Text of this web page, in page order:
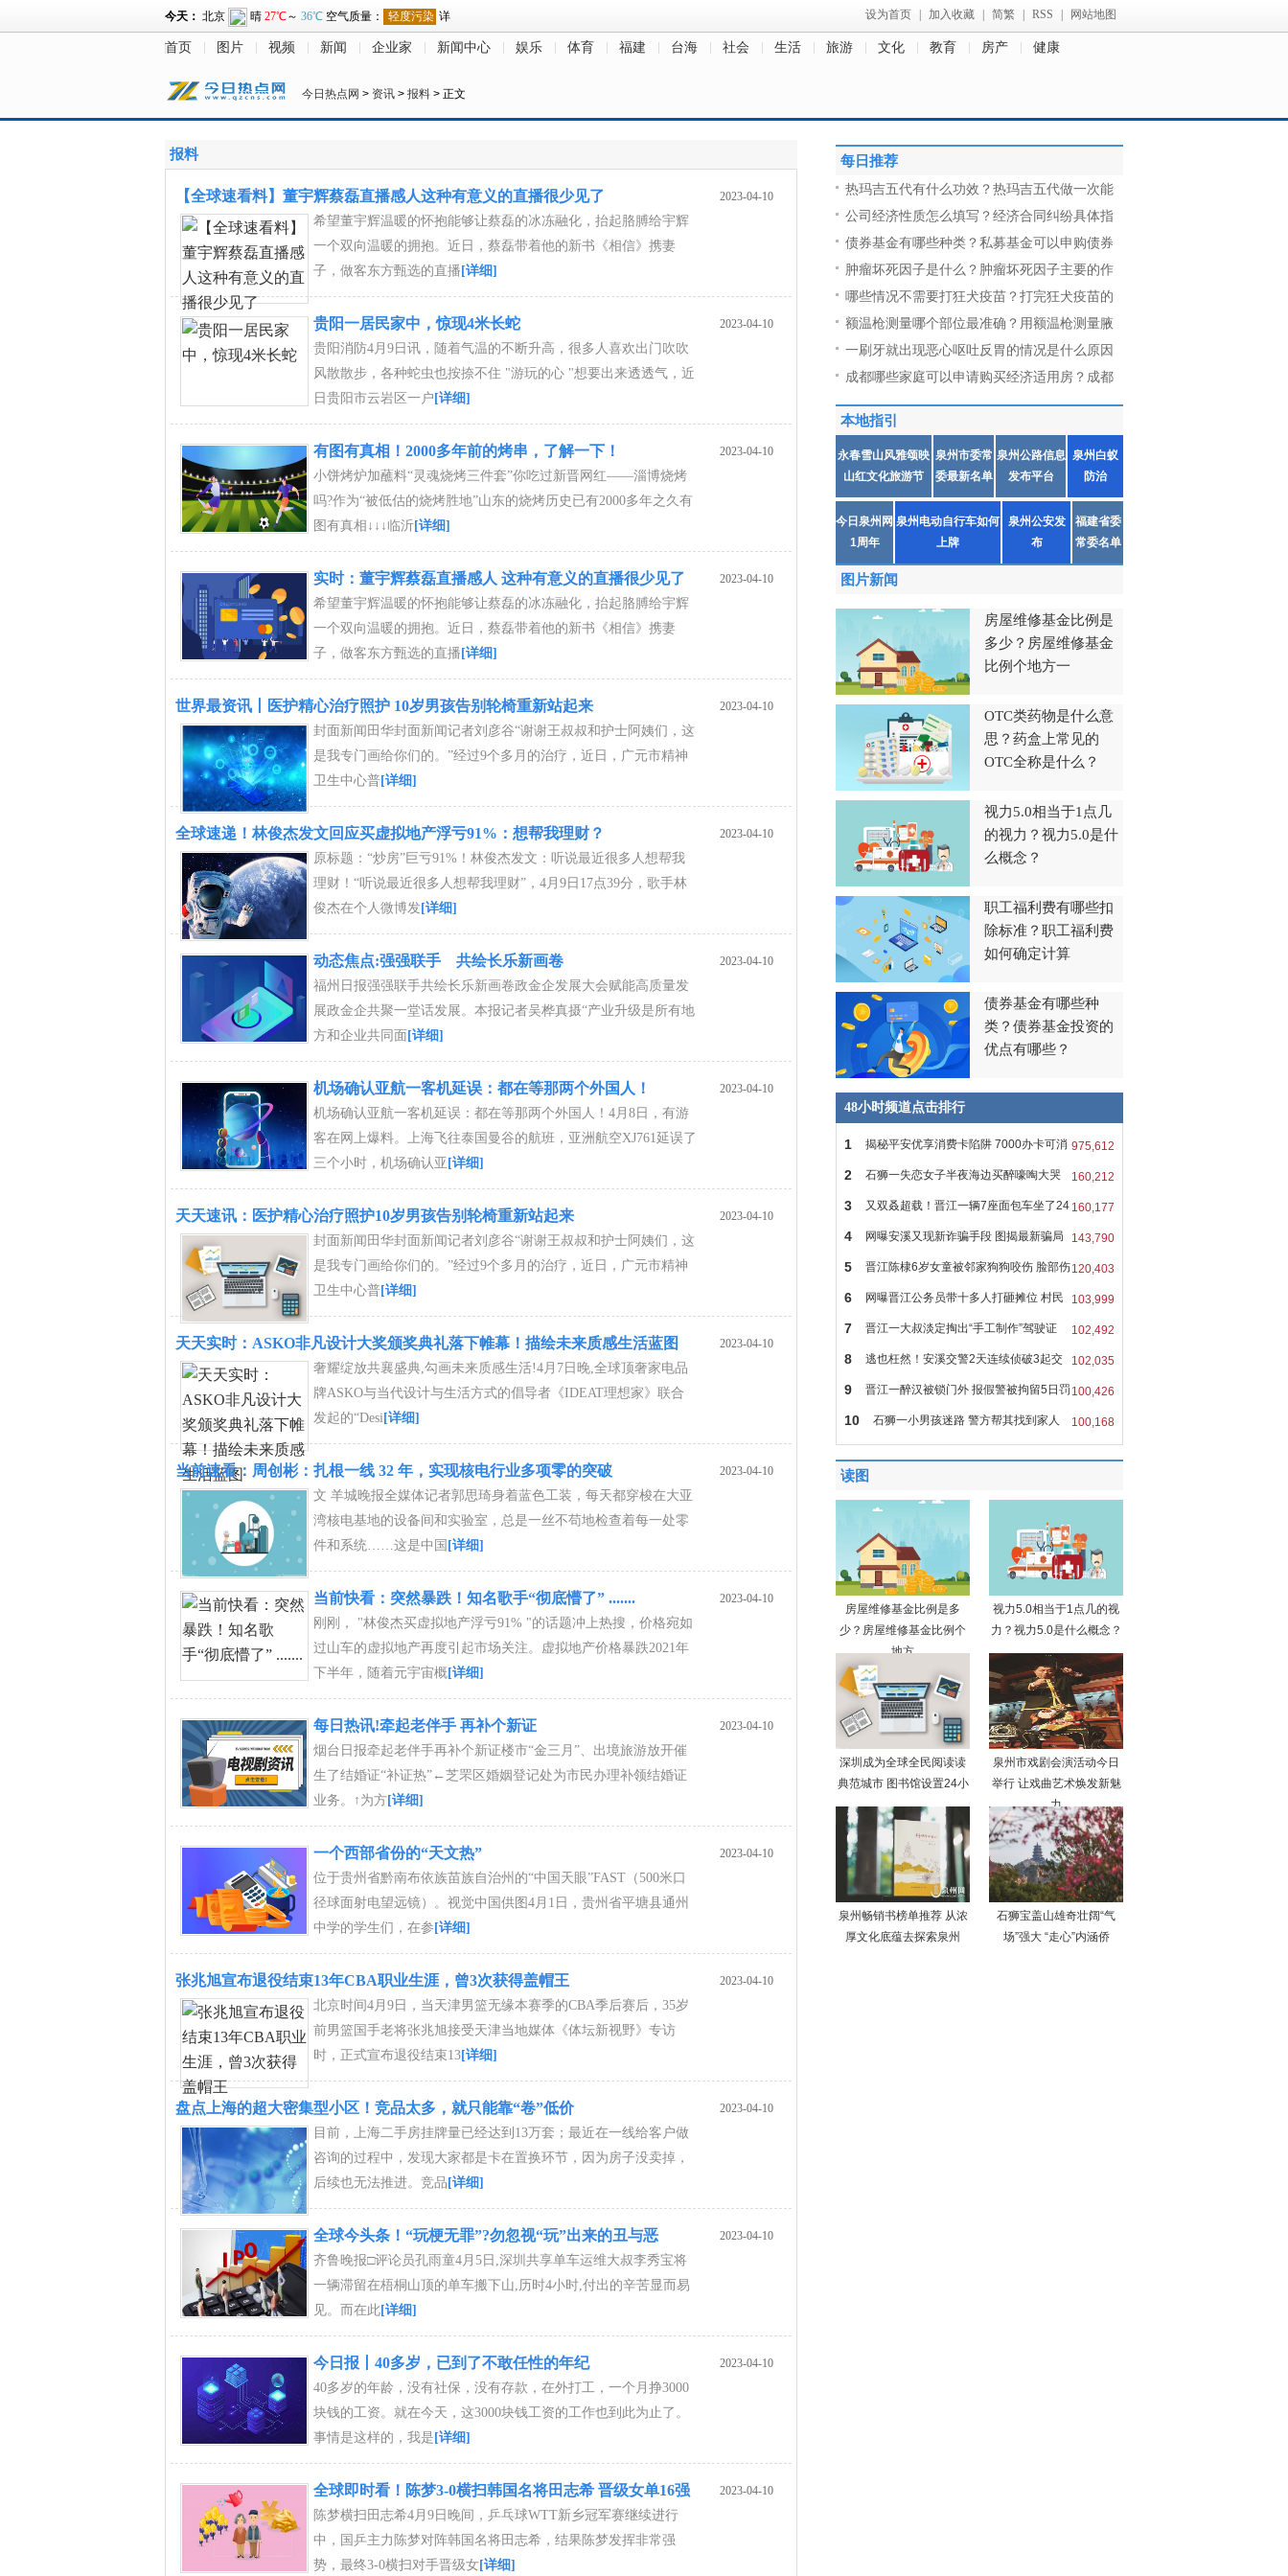
设为首页 加入收藏 简繁 RSS 网站地图
首页 图片 视频 新闻 企业家 新闻中心 娱乐 体育 福建 台海 社会 生活 旅游 文化 教育 房产 健康
今日热点网 > 资讯 > 报料 > 正文
报料
2023-04-10
【全球速看料】董宇辉蔡磊直播感人这种有意义的直播很少见了
希望董宇辉温暖的怀抱能够让蔡磊的冰冻融化，抬起胳膊给宇辉
一个双向温暖的拥抱。近日，蔡磊带着他的新书《相信》携妻
子，做客东方甄选的直播 [详细]
2023-04-10
贵阳一居民家中，惊现4米长蛇
贵阳消防4月9日讯，随着气温的不断升高，很多人喜欢出门吹吹
风散散步，各种蛇虫也按捺不住 "游玩的心 "想要出来透透气，近
日贵阳市云岩区一户 [详细]
2023-04-10
有图有真相！2000多年前的烤串，了解一下！
小饼烤炉加蘸料“灵魂烧烤三件套”你吃过新晋网红——淄博烧烤
吗?作为“被低估的烧烤胜地”山东的烧烤历史已有2000多年之久有
图有真相↓↓↓临沂[详细]
2023-04-10
实时：董宇辉蔡磊直播感人 这种有意义的直播很少见了
希望董宇辉温暖的怀抱能够让蔡磊的冰冻融化，抬起胳膊给宇辉
一个双向温暖的拥抱。近日，蔡磊带着他的新书《相信》携妻
子，做客东方甄选的直播 [详细]
2023-04-10
世界最资讯丨医护精心治疗照护 10岁男孩告别轮椅重新站起来
封面新闻田华封面新闻记者刘彦谷“谢谢王叔叔和护士阿姨们，这
是我专门画给你们的。”经过9个多月的治疗，近日，广元市精神
卫生中心普[详细]
2023-04-10
全球速递！林俊杰发文回应买虚拟地产浮亏91%：想帮我理财？
原标题：“炒房”巨亏91%！林俊杰发文：听说最近很多人想帮我
理财！“听说最近很多人想帮我理财”，4月9日17点39分，歌手林
俊杰在个人微博发[详细]
2023-04-10
动态焦点:强强联手 共绘长乐新画卷
福州日报强强联手共绘长乐新画卷政金企发展大会赋能高质量发
展政金企共聚一堂话发展。本报记者吴桦真摄“产业升级是所有地
方和企业共同面 [详细]
2023-04-10
机场确认亚航一客机延误：都在等那两个外国人！
机场确认亚航一客机延误：都在等那两个外国人！4月8日，有游
客在网上爆料。上海飞往泰国曼谷的航班，亚洲航空XJ761延误了
三个小时，机场确认亚 [详细]
2023-04-10
天天速讯：医护精心治疗照护10岁男孩告别轮椅重新站起来
封面新闻田华封面新闻记者刘彦谷“谢谢王叔叔和护士阿姨们，这
是我专门画给你们的。”经过9个多月的治疗，近日，广元市精神
卫生中心普[详细]
2023-04-10
天天实时：ASKO非凡设计大奖颁奖典礼落下帷幕！描绘未来质感生活蓝图
奢耀绽放共襄盛典,勾画未来质感生活!4月7日晚,全球顶奢家电品
牌ASKO与当代设计与生活方式的倡导者《IDEAT理想家》联合
发起的“Desi[详细]
2023-04-10
当前速看：周创彬：扎根一线 32 年，实现核电行业多项零的突破
文 羊城晚报全媒体记者郭思琦身着蓝色工装，每天都穿梭在大亚
湾核电基地的设备间和实验室，总是一丝不苟地检查着每一处零
件和系统……这是中国 [详细]
2023-04-10
当前快看：突然暴跌！知名歌手“彻底懵了” .......
刚刚， "林俊杰买虚拟地产浮亏91% "的话题冲上热搜，价格宛如
过山车的虚拟地产再度引起市场关注。虚拟地产价格暴跌2021年
下半年，随着元宇宙概[详细]
2023-04-10
每日热讯!牵起老伴手 再补个新证
烟台日报牵起老伴手再补个新证楼市“金三月”、出境旅游放开催
生了结婚证“补证热”←芝罘区婚姻登记处为市民办理补领结婚证
业务。↑为方[详细]
2023-04-10
一个西部省份的“天文热”
位于贵州省黔南布依族苗族自治州的“中国天眼”FAST（500米口
径球面射电望远镜）。视觉中国供图4月1日，贵州省平塘县通州
中学的学生们，在参 [详细]
2023-04-10
张兆旭宣布退役结束13年CBA职业生涯，曾3次获得盖帽王
北京时间4月9日，当天津男篮无缘本赛季的CBA季后赛后，35岁
前男篮国手老将张兆旭接受天津当地媒体《体坛新视野》专访
时，正式宣布退役结束13[详细]
2023-04-10
盘点上海的超大密集型小区！竞品太多，就只能靠“卷”低价
目前，上海二手房挂牌量已经达到13万套；最近在一线给客户做
咨询的过程中，发现大家都是卡在置换环节，因为房子没卖掉，
后续也无法推进。竞品 [详细]
2023-04-10
全球今头条！“玩梗无罪”?勿忽视“玩”出来的丑与恶
齐鲁晚报□评论员孔雨童4月5日,深圳共享单车运维大叔李秀宝将
一辆滞留在梧桐山顶的单车搬下山,历时4小时,付出的辛苦显而易
见。而在此[详细]
2023-04-10
今日报丨40多岁，已到了不敢任性的年纪
40多岁的年龄，没有社保，没有存款，在外打工，一个月挣3000
块钱的工资。就在今天，这3000块钱工资的工作也到此为止了。
事情是这样的，我是 [详细]
2023-04-10
全球即时看！陈梦3-0横扫韩国名将田志希 晋级女单16强
陈梦横扫田志希4月9日晚间，乒乓球WTT新乡冠军赛继续进行
中，国乒主力陈梦对阵韩国名将田志希，结果陈梦发挥非常强
势，最终3-0横扫对手晋级女[详细]
每日推荐
热玛吉五代有什么功效？热玛吉五代做一次能
公司经济性质怎么填写？经济合同纠纷具体指
债券基金有哪些种类？私募基金可以申购债券
肿瘤坏死因子是什么？肿瘤坏死因子主要的作
哪些情况不需要打狂犬疫苗？打完狂犬疫苗的
额温枪测量哪个部位最准确？用额温枪测量腋
一刷牙就出现恶心呕吐反胃的情况是什么原因
成都哪些家庭可以申请购买经济适用房？成都
本地指引
永春雪山风雅颂映
山红文化旅游节
泉州市委常
委最新名单
泉州公路信息
发布平台
泉州白蚁
防治
今日泉州网
1周年
泉州电动自行车如何
上牌
泉州公安发
布
福建省委
常委名单
图片新闻
房屋维修基金比例是
多少？房屋维修基金
比例个地方一
OTC类药物是什么意
思？药盒上常见的
OTC全称是什么？
视力5.0相当于1点几
的视力？视力5.0是什
么概念？
职工福利费有哪些扣
除标准？职工福利费
如何确定计算
债券基金有哪些种
类？债券基金投资的
优点有哪些？
48小时频道点击排行
975,612
1 揭秘平安优享消费卡陷阱 7000办卡可消
160,212
2 石狮一失恋女子半夜海边买醉嚎啕大哭
160,177
3 又双叒超载！晋江一辆7座面包车坐了24
人 143,790
4 网曝安溪又现新诈骗手段 图揭最新骗局
120,403
5 晋江陈棣6岁女童被邻家狗狗咬伤 脸部伤
103,999
6 网曝晋江公务员带十多人打砸摊位 村民
102,492
7 晋江一大叔淡定掏出“手工制作”驾驶证
102,035
8 逃也枉然！安溪交警2天连续侦破3起交
通 100,426
9 晋江一醉汉被锁门外 报假警被拘留5日罚
100,168
10 石狮一小男孩迷路 警方帮其找到家人
读图
房屋维修基金比例是多
少？房屋维修基金比例个
地方
视力5.0相当于1点几的视
力？视力5.0是什么概念？
深圳成为全球全民阅读读
典范城市 图书馆设置24小
泉州市戏剧会演活动今日
举行 让戏曲艺术焕发新魅
力
泉州畅销书榜单推荐 从浓
厚文化底蕴去探索泉州
石狮宝盖山雄奇壮阔“气
场”强大 “走心”内涵侨